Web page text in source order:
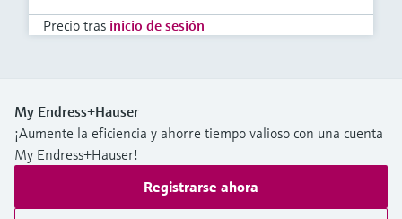
Precio tras inicio de sesión
My Endress+Hauser
¡Aumente la eficiencia y ahorre tiempo valioso con una cuenta
My Endress+Hauser!
Registrarse ahora